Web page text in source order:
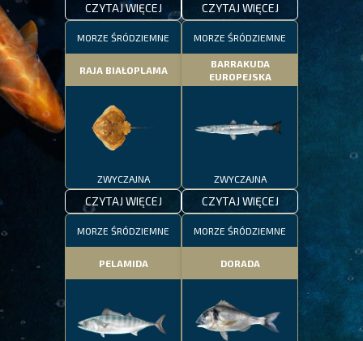
CZYTAJ WIĘCEJ CZYTAJ WIĘCEJ
MORZE ŚRÓDZIEMNE
RAJA BIAŁOPLAMA
ZWYCZAJNA
CZYTAJ WIĘCEJ
MORZE ŚRÓDZIEMNE
BARRAKUDA
EUROPEJSKA
ZWYCZAJNA
CZYTAJ WIĘCEJ
MORZE ŚRÓDZIEMNE
PELAMIDA
MORZE ŚRÓDZIEMNE
DORADA